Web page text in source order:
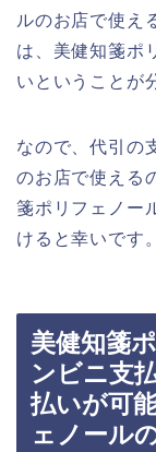
ルのお店で使え
は、美健知箋ポ
いということが
なので、代引の
のお店で使える
箋ポリフェノー
けると幸いです。
美健知箋
ンビニ支
払いが可
ェノール